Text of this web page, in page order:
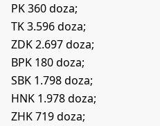
PK 360 doza;
TK 3.596 doza;
ZDK 2.697 doza;
BPK 180 doza;
SBK 1.798 doza;
HNK 1.978 doza;
ZHK 719 doza;